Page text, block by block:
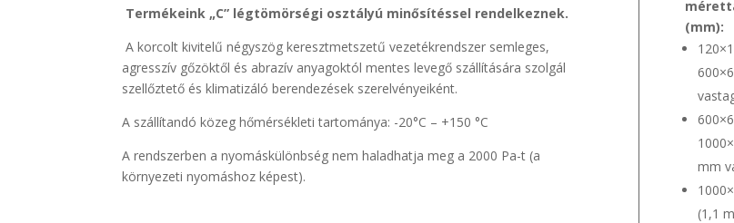
Termékeink „C” légtömörségi osztályú minősítéssel rendelkeznek.
A korcolt kivitelű négyszög keresztmetszetű vezetékrendszer semleges,
agresszív gőzöktől és abrazív anyagoktól mentes levegő szállítására szolgál
szellőztető és klimatizáló berendezések szerelvényeiként.
A szállítandó közeg hőmérsékleti tartománya: -20°C – +150 °C
A rendszerben a nyomáskülönbség nem haladhatja meg a 2000 Pa-t (a
környezeti nyomáshoz képest).
(mm):
mm
(1,1